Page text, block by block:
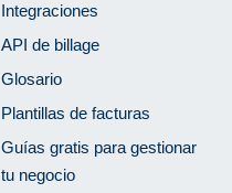
Integraciones
API de billage
Glosario
Plantillas de facturas
Guías gratis para gestionar
tu negocio